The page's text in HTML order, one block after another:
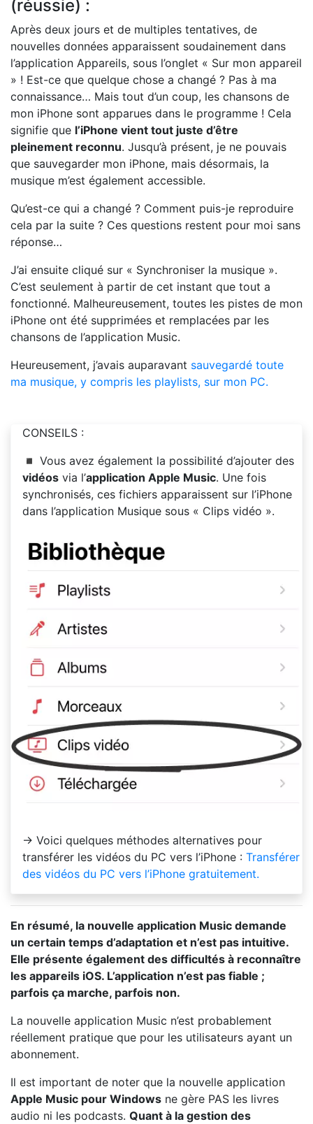
(réussie) :
Après deux jours et de multiples tentatives, de
nouvelles données apparaissent soudainement dans
l’application Appareils, sous l’onglet « Sur mon appareil
» ! Est-ce que quelque chose a changé ? Pas à ma
connaissance… Mais tout d’un coup, les chansons de
mon iPhone sont apparues dans le programme ! Cela
signifie que l’iPhone vient tout juste d’être
pleinement reconnu. Jusqu’à présent, je ne pouvais
que sauvegarder mon iPhone, mais désormais, la
musique m’est également accessible.
Qu’est-ce qui a changé ? Comment puis-je reproduire
cela par la suite ? Ces questions restent pour moi sans
réponse…
J’ai ensuite cliqué sur « Synchroniser la musique ».
C’est seulement à partir de cet instant que tout a
fonctionné. Malheureusement, toutes les pistes de mon
iPhone ont été supprimées et remplacées par les
chansons de l’application Music.
Heureusement, j’avais auparavant sauvegardé toute
ma musique, y compris les playlists, sur mon PC.
CONSEILS :
◾ Vous avez également la possibilité d’ajouter des
vidéos via l’application Apple Music. Une fois
synchronisés, ces fichiers apparaissent sur l’iPhone
dans l’application Musique sous « Clips vidéo ».
→ Voici quelques méthodes alternatives pour
transférer les vidéos du PC vers l’iPhone : Transférer
des vidéos du PC vers l’iPhone gratuitement.
En résumé, la nouvelle application Music demande
un certain temps d’adaptation et n’est pas intuitive.
Elle présente également des difficultés à reconnaître
les appareils iOS. L’application n’est pas fiable ;
parfois ça marche, parfois non.
La nouvelle application Music n’est probablement
réellement pratique que pour les utilisateurs ayant un
abonnement.
Il est important de noter que la nouvelle application
Apple Music pour Windows ne gère PAS les livres
audio ni les podcasts. Quant à la gestion des